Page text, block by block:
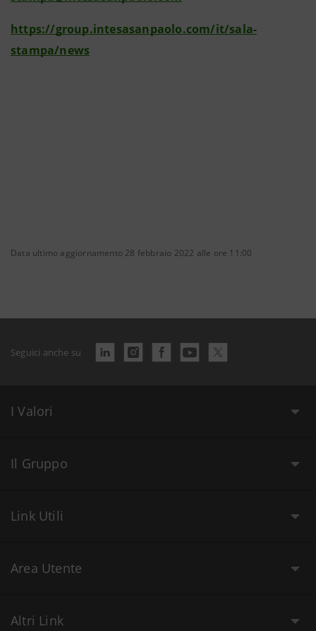
https://group.intesasanpaolo.com/it/sala-
stampa/news
Data ultimo aggiornamento 28 febbraio 2022 alle ore 11:00
Seguici anche su
I Valori
Il Gruppo
Link Utili
Area Utente
Altri Link